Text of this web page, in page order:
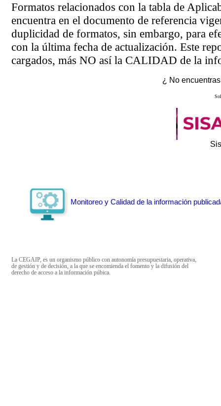
Formatos relacionados con la tabla de
encuentra en el documento de referencia
duplicidad de formatos, sin embargo, para
con la última fecha de actualización. Este
cargados, más NO así la CALIDAD de la
¿ No
Monitoreo y Calidad de la información
La CEGAIP, es un organismo público con autonomía presupuestaria, operativa,
de gestión y de decisión, a la que se encomienda el fomento y la difusión del
derecho de acceso a la información púbica.